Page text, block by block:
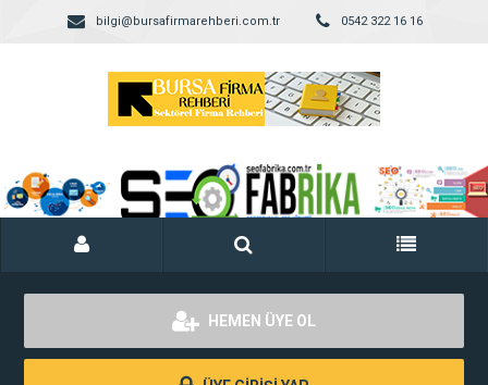
bilgi@bursafirmarehberi.com.tr 0542 322 16 16
HEMEN ÜYE OL